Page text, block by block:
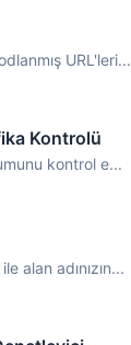
URL'leri...
Kontrolü
kontrol e...
alan adınızın...